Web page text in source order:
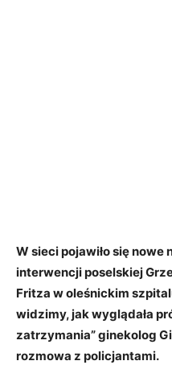
W sieci pojawiło się nowe
interwencji poselskiej
Fritza w oleśnickim
widzimy, jak wyglądała
zatrzymania” ginekolog
rozmowa z policjantami.